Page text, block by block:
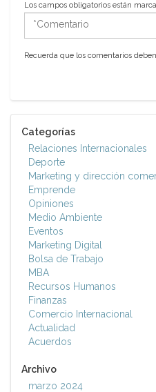
Los campos obligatorios están
*Comentario
Recuerda que los comentarios
Categorías
Relaciones Internacionales
Deporte
Marketing y dirección
Emprende
Opiniones
Medio Ambiente
Eventos
Marketing Digital
Bolsa de Trabajo
MBA
Recursos Humanos
Finanzas
Comercio Internacional
Actualidad
Acuerdos
Archivo
marzo 2024